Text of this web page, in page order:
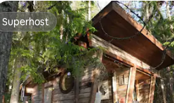
Superhost
Superhost